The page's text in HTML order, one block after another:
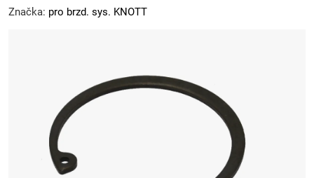
hodnocení
hvězdiček.
Značka: pro brzd. sys. KNOTT